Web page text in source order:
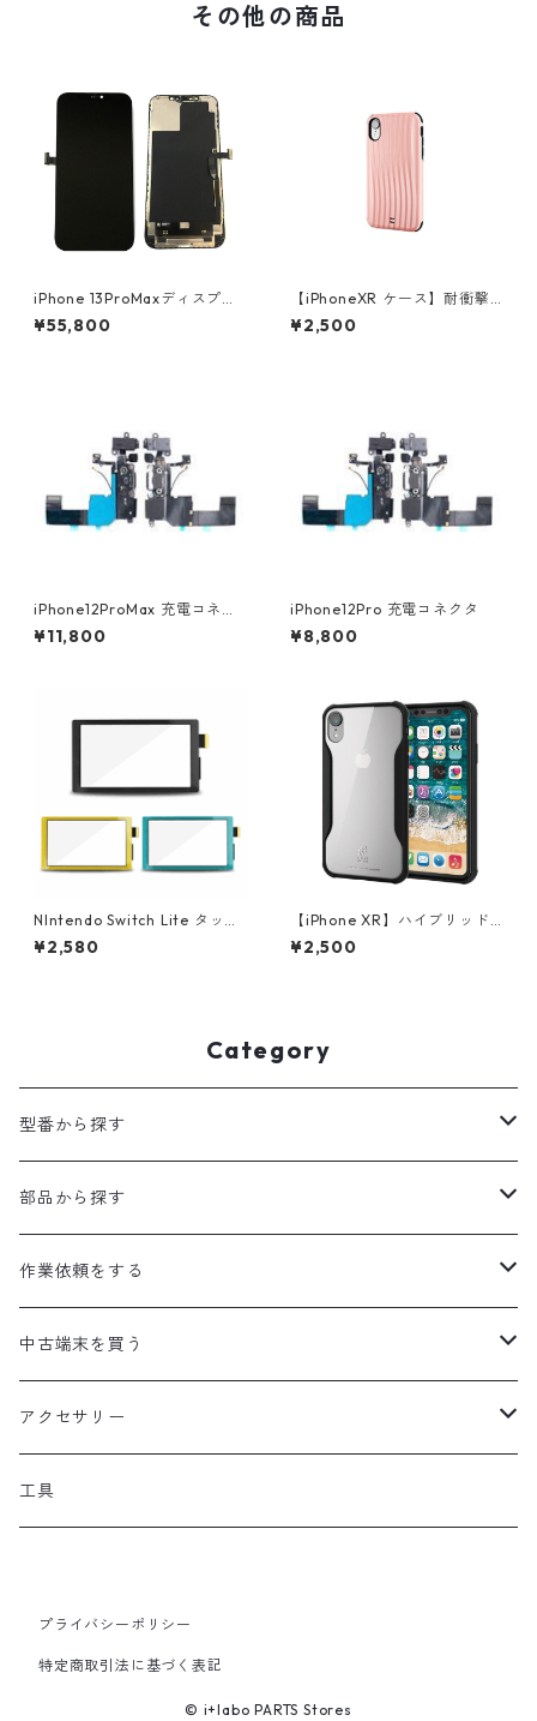
その他の商品
​iPhone 13ProMaxディスプレ
イ
¥55,800
【iPhoneXR ケース】耐衝撃
衝撃吸収 TRONCO ピンク
¥2,500
iPhone12ProMax 充電コネク
タ
¥11,800
iPhone12Pro 充電コネクタ
¥8,800
NIntendo Switch Lite タッチ
スクリーン
¥2,580
【iPhone XR】ハイブリッド
強化ガラスケース 耐衝撃設計
ブラック
¥2,500
Category
型番から探す
iPhone
iPhone15proMax
iPhone15pro
iPhone14Plus
Android
Xperia
HUAWEI
GAME
Nintendo Switch
Nintendo Switch Lite
2DS
パソコン
MacBook
タブレット
iPad mini
部品から探す
液晶画面
バッテリー
インカメラ
アウトカメラ
ホームボタン
作業依頼をする
画面を直したい
バッテリー持ちが悪い
撮影ができない
充電できない
イヤホンが聞こえない
中古端末を買う
スマホ
iPhone
ガラケー
ノートパソコン
デスクトップパソコン
アクセサリー
ケース
工具
プライバシーポリシー
特定商取引法に基づく表記
© i+labo PARTS Stores